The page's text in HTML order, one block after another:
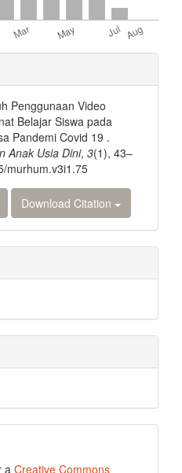
Penggunaan Video
Belajar Siswa pada
Pandemi Covid 19 .
Anak Usia Dini, 3(1), 43–
murhum.v3i1.75
Download Citation
a Creative Commons